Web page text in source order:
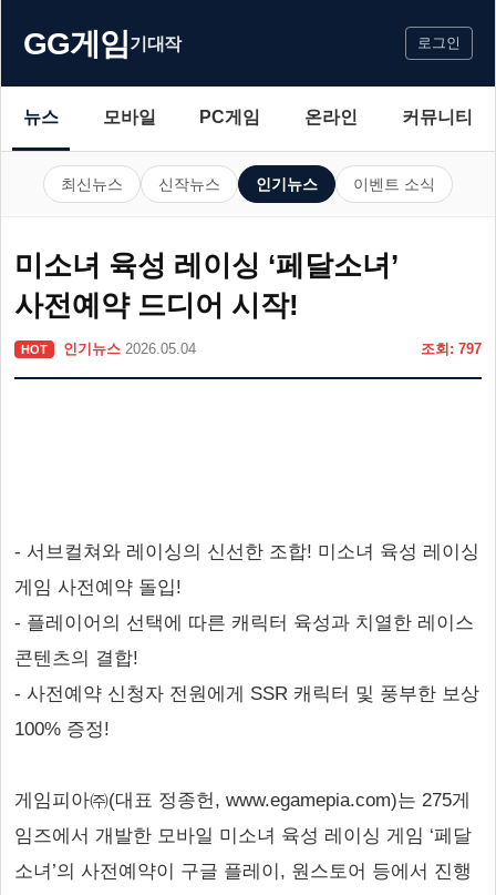
GG게임기대작 로그인
뉴스 모바일 PC게임 온라인 커뮤니티
최신뉴스 신작뉴스 인기뉴스 이벤트 소식
미소녀 육성 레이싱 ‘페달소녀’
사전예약 드디어 시작!
HOT 인기뉴스 2026.05.04 조회: 797
- 서브컬쳐와 레이싱의 신선한 조합! 미소녀 육성 레이싱
게임 사전예약 돌입!
- 플레이어의 선택에 따른 캐릭터 육성과 치열한 레이스
콘텐츠의 결합!
- 사전예약 신청자 전원에게 SSR 캐릭터 및 풍부한 보상
100% 증정!
게임피아㈜(대표 정종헌, www.egamepia.com)는 275게
임즈에서 개발한 모바일 미소녀 육성 레이싱 게임 ‘페달
소녀’의 사전예약이 구글 플레이, 원스토어 등에서 진행